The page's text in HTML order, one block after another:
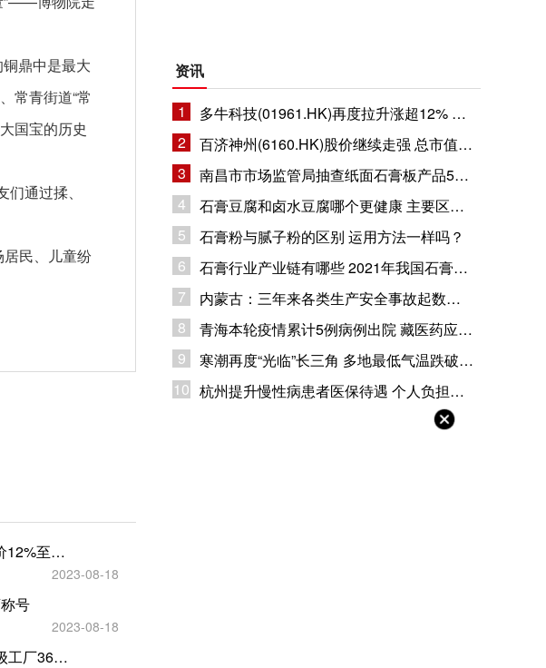
鼎中是最大
常青街道“常
国宝的历史
通过揉、
居民、儿童纷
第一上海削远大医药(00512)目标价12%至6.8港元 维持买入评级
2023-08-18
号
2023-08-18
特斯拉聘请新高管领导Nevada超级工厂36亿美元的大规模扩张
资讯
1
多牛科技(01961.HK)再度拉升涨超12% 总市值11.8亿港元
2
百济神州(6160.HK)股价继续走强 总市值1632.94亿港元
3
南昌市市场监管局抽查纸面石膏板产品5批次 企业合格率80%
4
石膏豆腐和卤水豆腐哪个更健康 主要区别在哪里？
5
石膏粉与腻子粉的区别 运用方法一样吗？
6
石膏行业产业链有哪些 2021年我国石膏行业市场现状分析
7
内蒙古：三年来各类生产安全事故起数和死亡人数同比下降
8
青海本轮疫情累计5例病例出院 藏医药应用疫情防控
9
寒潮再度“光临”长三角 多地最低气温跌破冰点
10
杭州提升慢性病患者医保待遇 个人负担部分纳入大病保险